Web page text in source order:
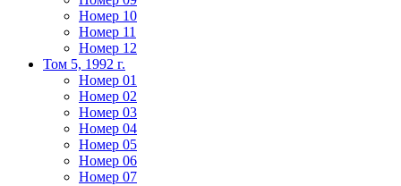
Номер 10
Номер 11
Номер 12
Том 5, 1992 г.
Номер 01
Номер 02
Номер 03
Номер 04
Номер 05
Номер 06
Номер 07